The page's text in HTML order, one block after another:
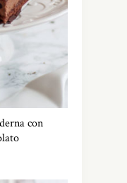
con